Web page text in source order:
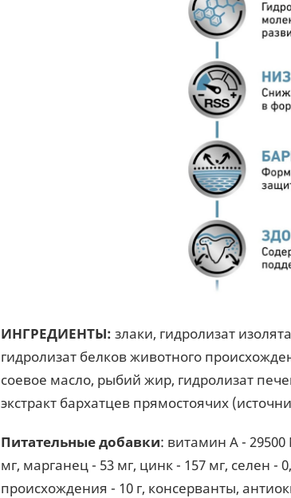
ИНГРЕДИЕНТЫ: злаки, гидролизат
гидролизат белков животного
соевое масло, рыбий жир, гидролизат
экстракт бархатцев прямостоячих
Питательные добавки: витамин A - 29500
мг, марганец - 53 мг, цинк - 157 мг, сeлeн -
происхождения - 10 г, консерванты,